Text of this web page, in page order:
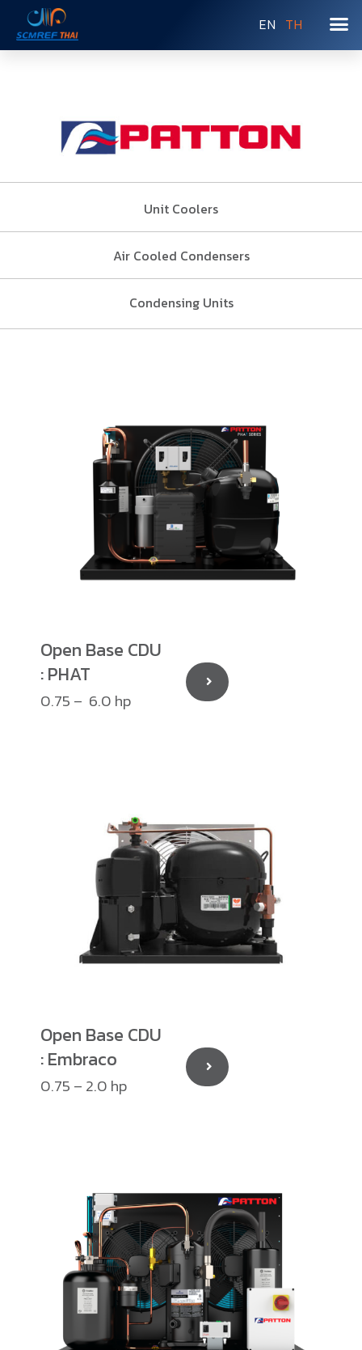
EN TH
Unit Coolers
Air Cooled Condensers
Condensing Units
Open Base CDU
: PHAT
0.75 – 6.0 hp
Open Base CDU
: Embraco
0.75 – 2.0 hp